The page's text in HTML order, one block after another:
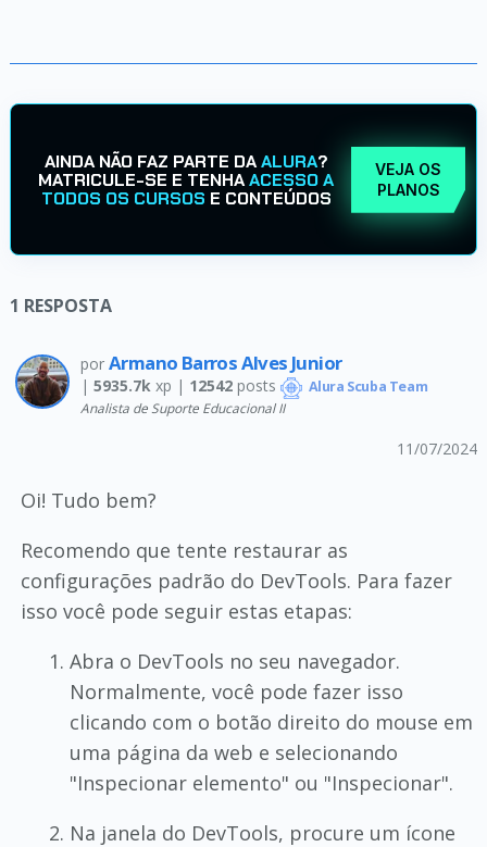
AINDA NÃO FAZ PARTE DAALURA?
MATRICULE-SE E TENHAACESSO A
TODOS OS CURSOS E CONTEÚDOS
VEJA OS
PLANOS
1 RESPOSTA
por Armano Barros Alves Junior
| 5935.7kxp | 12542posts Alura Scuba Team
Analista de Suporte Educacional II
11/07/2024
Oi! Tudo bem?
Recomendo que tente restaurar as
configurações padrão do DevTools. Para fazer
isso você pode seguir estas etapas:
Abra o DevTools no seu navegador.
Normalmente, você pode fazer isso
clicando com o botão direito do mouse em
uma página da web e selecionando
"Inspecionar elemento" ou "Inspecionar".
Na janela do DevTools, procure um ícone